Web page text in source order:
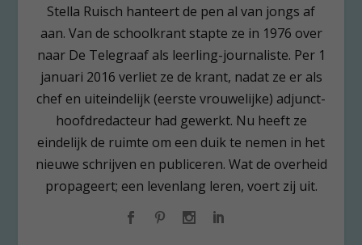
Stella Ruisch hanteert de pen al van jongs af
aan. Van de schoolkrant stapte ze in 1976 over
naar De Telegraaf als leerling-journaliste. Per 1
januari 2016 verliet ze de krant, nadat ze er als
chef en uiteindelijk (eerste vrouwelijke) adjunct-
hoofdredacteur had gewerkt. Nu heeft ze
eindelijk de ruimte om een duik te nemen in het
nieuwe schrijven en publiceren. Wat de overheid
propageert; een levenlang leren, voert zij uit.